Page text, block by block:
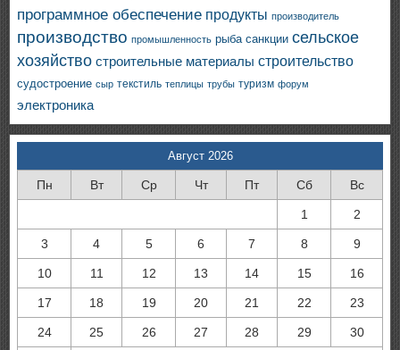
программное обеспечение продукты производитель
производство промышленность рыба санкции сельское
хозяйство строительные материалы строительство
судостроение сыр текстиль теплицы трубы туризм форум
электроника
Август 2026
Пн Вт Ср Чт Пт Сб Вс
1 2
3 4 5 6 7 8 9
10 11 12 13 14 15 16
17 18 19 20 21 22 23
24 25 26 27 28 29 30